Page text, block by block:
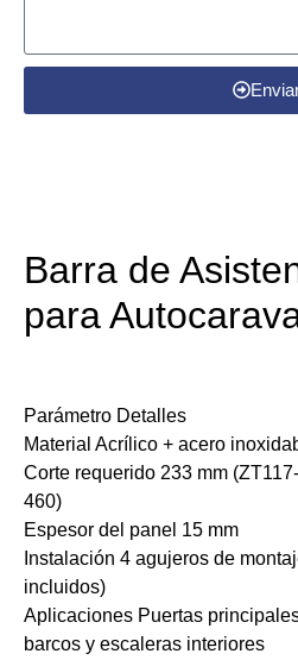
Barra de
para
Parámetro ​Detalles
​Material Acrílico + acero
​Corte requerido 233 mm
460)
​Espesor del panel 15 mm
​Instalación 4 agujeros de
incluidos)
​Aplicaciones Puertas
barcos y escaleras interiores